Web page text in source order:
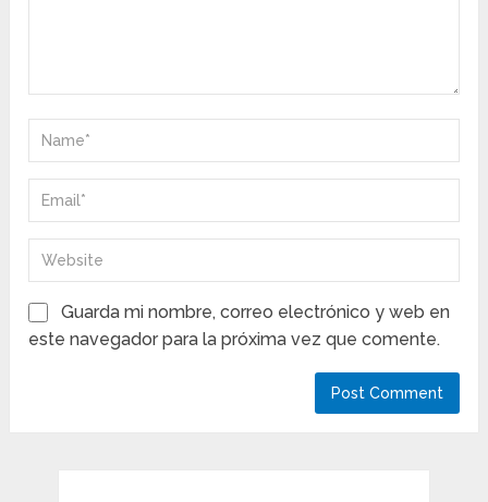
Guarda mi nombre, correo electrónico y web en
este navegador para la próxima vez que comente.